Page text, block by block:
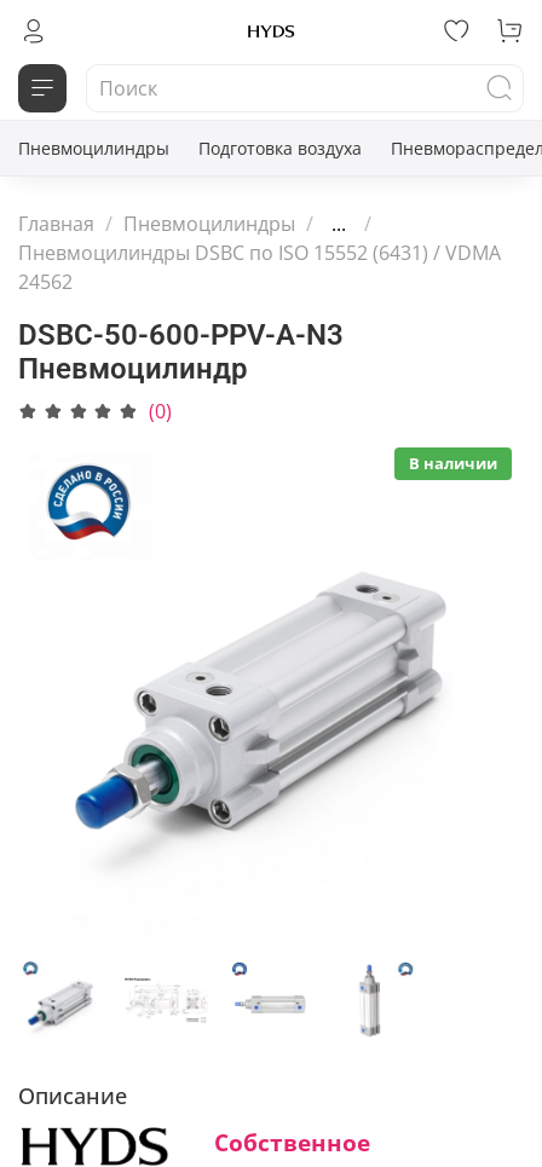
Пневмоцилиндры Подготовка воздуха
Главная Пневмоцилиндры
...
Пневмоцилиндры DSBC по ISO 15552 (6431) / VDMA
24562
DSBC-50-600-PPV-A-N3
Пневмоцилиндр
(0)
В наличии
Описание
Собственное